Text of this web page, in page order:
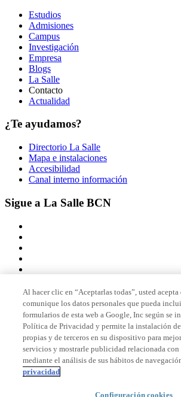
Estudios
Admisiones
Campus
Investigación
Empresa
Blogs
La Salle
Contacto
Actualidad
¿Te ayudamos?
Directorio La Salle
Mapa e instalaciones
Accesibilidad
Canal interno información
Sigue a La Salle BCN
Miembro de
Acreditaciones
Al hacer clic en “Aceptarlas todas”, usted
comunique los datos personales que pueda
formularios de esta web a Google, Inc según se
Política de Privacidad y permite la instalación
propias y de terceros en su dispositivo para
servicios y mostrarle publicidad relacionada con
mediante el análisis de sus hábitos de
privacidad
Configuración cookies